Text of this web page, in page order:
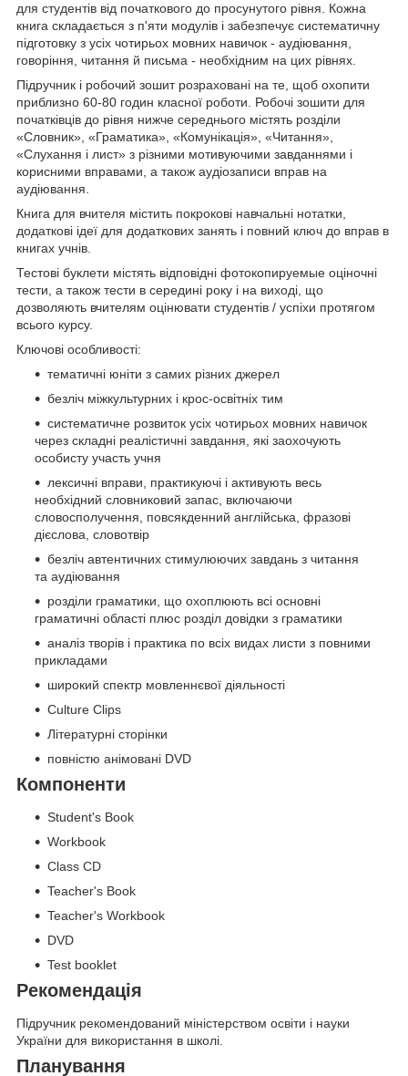
для студентів від початкового до просунутого рівня. Кожна
книга складається з п'яти модулів і забезпечує систематичну
підготовку з усіх чотирьох мовних навичок - аудіювання,
говоріння, читання й письма - необхідним на цих рівнях.
Підручник і робочий зошит розраховані на те, щоб охопити
приблизно 60-80 годин класної роботи. Робочі зошити для
початківців до рівня нижче середнього містять розділи
«Словник», «Граматика», «Комунікація», «Читання»,
«Слухання і лист» з різними мотивуючими завданнями і
корисними вправами, а також аудіозаписи вправ на
аудіювання.
Книга для вчителя містить покрокові навчальні нотатки,
додаткові ідеї для додаткових занять і повний ключ до вправ в
книгах учнів.
Тестові буклети містять відповідні фотокопируемые оціночні
тести, а також тести в середині року і на виході, що
дозволяють вчителям оцінювати студентів / успіхи протягом
всього курсу.
Ключові особливості:
тематичні юніти з самих різних джерел
безліч міжкультурних і крос-освітніх тим
систематичне розвиток усіх чотирьох мовних навичок
через складні реалістичні завдання, які заохочують
особисту участь учня
лексичні вправи, практикуючі і активують весь
необхідний словниковий запас, включаючи
словосполучення, повсякденний англійська, фразові
дієслова, словотвір
безліч автентичних стимулюючих завдань з читання
та аудіювання
розділи граматики, що охоплюють всі основні
граматичні області плюс розділ довідки з граматики
аналіз творів і практика по всіх видах листи з повними
прикладами
широкий спектр мовленнєвої діяльності
Culture Clips
Літературні сторінки
повністю анімовані DVD
Компоненти
Student's Book
Workbook
Class CD
Teacher's Book
Teacher's Workbook
DVD
Test booklet
Рекомендація
Підручник рекомендований міністерством освіти і науки
України для використання в школі.
Планування